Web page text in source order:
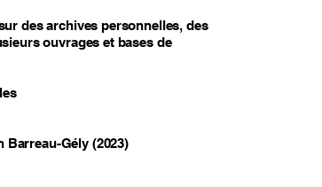
des archives personnelles, des
ouvrages et bases de
Barreau-Gély (2023)